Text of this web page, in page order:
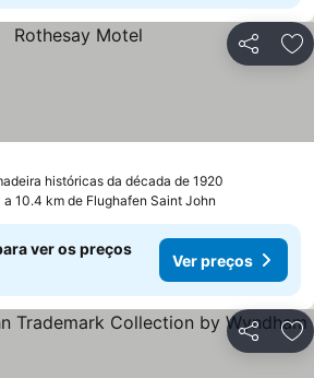
Partilhar
históricas da década de 1920
preços
a 10.4 km de Flughafen Saint John
ver os preços
Ver preços
Partilhar